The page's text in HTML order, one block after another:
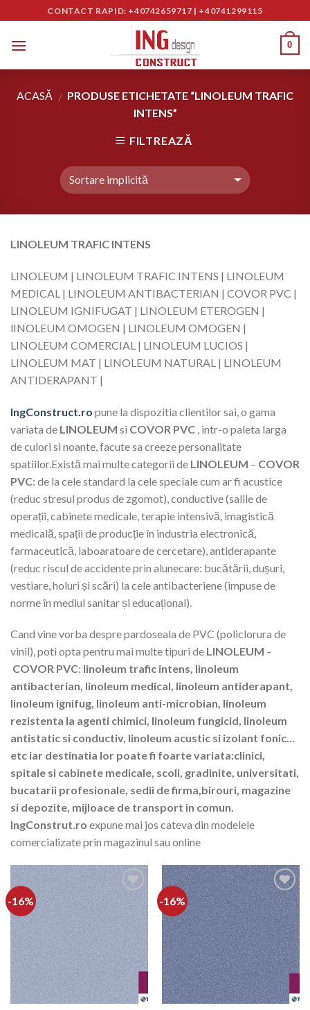
content
CONTACT RAPID: +40742659717 | +40741299115
0
ACASĂ / PRODUSE ETICHETATE “LINOLEUM TRAFIC
INTENS”
FILTREAZĂ
LINOLEUM TRAFIC INTENS
LINOLEUM | LINOLEUM TRAFIC INTENS | LINOLEUM
MEDICAL | LINOLEUM ANTIBACTERIAN | COVOR PVC |
LINOLEUM IGNIFUGAT | LINOLEUM ETEROGEN |
lINOLEUM OMOGEN | LINOLEUM OMOGEN |
LINOLEUM COMERCIAL | LINOLEUM LUCIOS |
LINOLEUM MAT | LINOLEUM NATURAL | LINOLEUM
ANTIDERAPANT |
IngConstruct.ro pune la dispozitia clientilor sai, o gama
variata de LINOLEUM si COVOR PVC , intr-o paleta larga
de culori si noante, facute sa creeze personalitate
spatiilor.Există mai multe categorii de LINOLEUM – COVOR
PVC: de la cele standard la cele speciale cum ar fi acustice
(reduc stresul produs de zgomot), conductive (salile de
operații, cabinete medicale, terapie intensivă, imagistică
medicală, spații de producție în industria electronică,
farmaceutică, laboaratoare de cercetare), antiderapante
(reduc riscul de accidente prin alunecare: bucătării, dușuri,
vestiare, holuri și scări) la cele antibacteriene (impuse de
norme în mediul sanitar și educațional).
Cand vine vorba despre pardoseala de PVC (policlorura de
vinil), poti opta pentru mai multe tipuri de LINOLEUM –
COVOR PVC: linoleum trafic intens, linoleum
antibacterian, linoleum medical, linoleum antiderapant,
linoleum ignifug, linoleum anti-microbian, linoleum
rezistenta la agenti chimici, linoleum fungicid, linoleum
antistatic si conductiv, linoleum acustic si izolant fonic…
etc iar destinatia lor poate fi foarte variata:clinici,
spitale si cabinete medicale, scoli, gradinite, universitati,
bucatarii profesionale, sedii de firma,birouri, magazine
si depozite, mijloace de transport in comun.
IngConstrut.ro expune mai jos cateva din modelele
comercializate prin magazinul sau online
-16%
Adaugă
în
Wishlist
-16%
Adaugă
în
Wishlist